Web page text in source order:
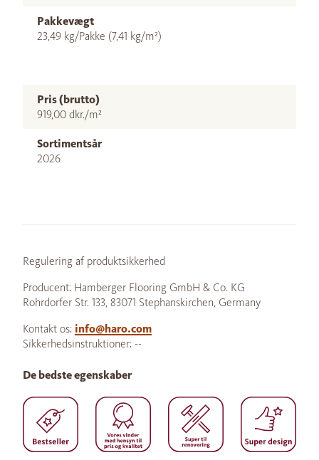
Pakkevægt
23,49 kg/Pakke (7,41 kg/m²)
Pris (brutto)
919,00 dkr./m²
Sortimentsår
2026
Regulering af produktsikkerhed
Producent: Hamberger Flooring GmbH & Co. KG
Rohrdorfer Str. 133, 83071 Stephanskirchen, Germany
Kontakt os: info@haro.com
Sikkerhedsinstruktioner: --
De bedste egenskaber